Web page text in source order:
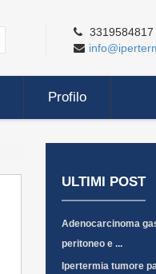
Profilo
ULTIMI POST
Adenocarcinoma
peritoneo e ...
Ipertermia tumore